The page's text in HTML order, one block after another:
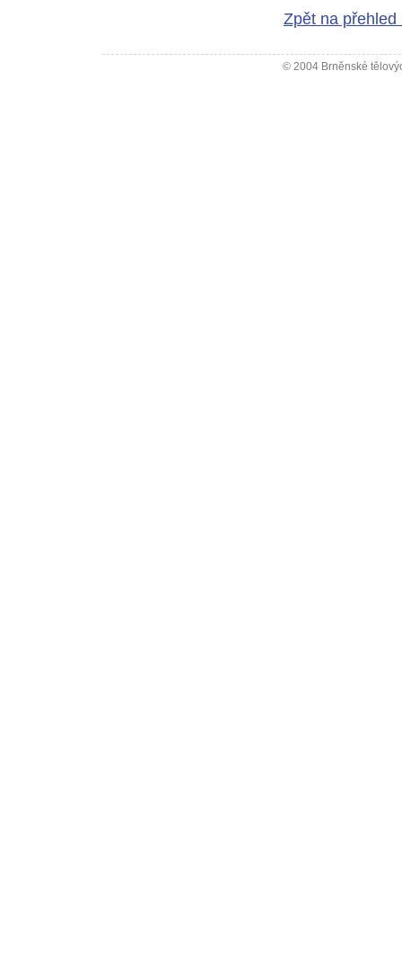
Zpět na přehled
© 2004 Brněnské